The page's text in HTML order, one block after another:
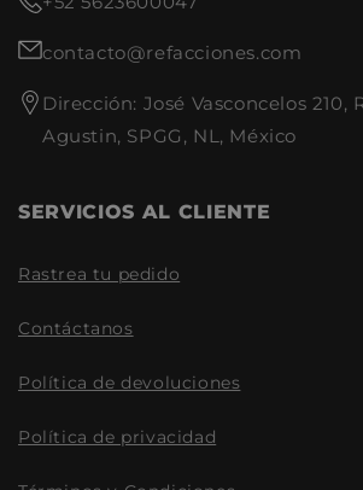
contacto@refacciones.com
Dirección: José Vasconcelos 210,
Agustin, SPGG, NL, México
SERVICIOS AL CLIENTE
Rastrea tu pedido
Contáctanos
Política de devoluciones
Política de privacidad